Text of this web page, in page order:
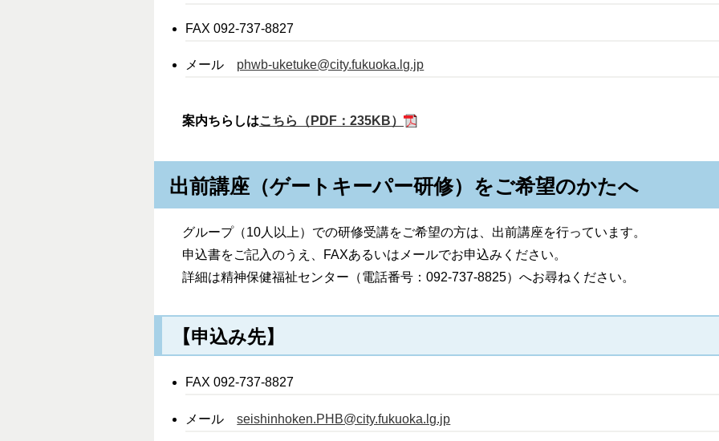
FAX 092-737-8827
メール phwb-uketuke@city.fukuoka.lg.jp
案内ちらしはこちら（PDF：235KB）
出前講座（ゲートキーパー研修）をご希望のかたへ
グループ（10人以上）での研修受講をご希望の方は、出前講座を行っています。
申込書をご記入のうえ、FAXあるいはメールでお申込みください。
詳細は精神保健福祉センター（電話番号：092-737-8825）へお尋ねください。
【申込み先】
FAX 092-737-8827
メールseishinhoken.PHB@city.fukuoka.lg.jp